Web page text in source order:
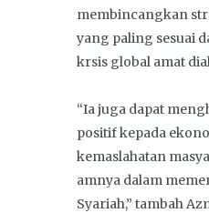
membincangkan
yang paling sesuai
krsis global amat
“Ia juga dapat
positif kepada
kemaslahatan
amnya dalam
Syariah,” tambah